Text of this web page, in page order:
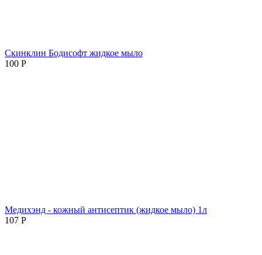
Скинклин Бодисофт жидкое мыло
100 Р
Медихэнд - кожный антисептик (жидкое мыло) 1л
107 Р